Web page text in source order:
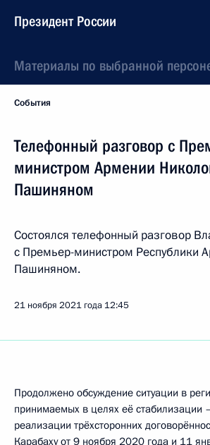
Президент России
Материалы по выбранной
События
Телефонный разговор с
министром Армении
Пашиняном
Состоялся телефонный разговор
с Премьер-министром Республики
Пашиняном.
21 ноября 2021 года 12:45
Продолжено обсуждение ситуации в
принимаемых в целях её стабилизации
реализации трёхсторонних
Карабаху от 9 ноября 2020 года и 11